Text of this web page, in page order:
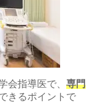
会指導医で、 専門
きるポイントで